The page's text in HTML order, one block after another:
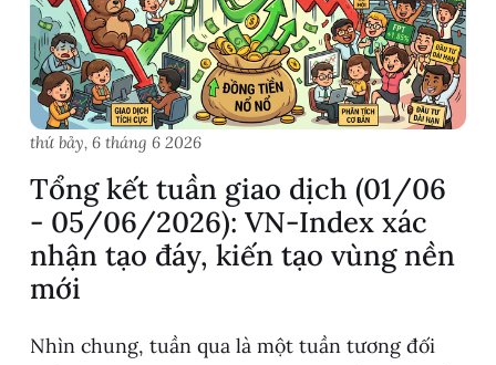
thứ bảy, 6 tháng 6 2026
Tổng kết tuần giao dịch (01/06
- 05/06/2026): VN-Index xác
nhận tạo đáy, kiến tạo vùng nền
mới
Nhìn chung, tuần qua là một tuần tương đối